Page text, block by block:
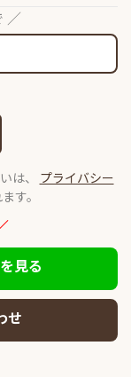
／
は、 プライバシー
す。
見る
せ